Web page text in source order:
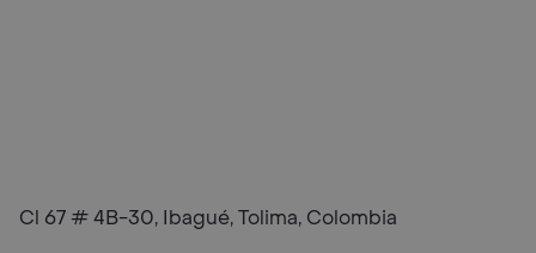
Cl 67 # 4B-30, Ibagué, Tolima, Colombia